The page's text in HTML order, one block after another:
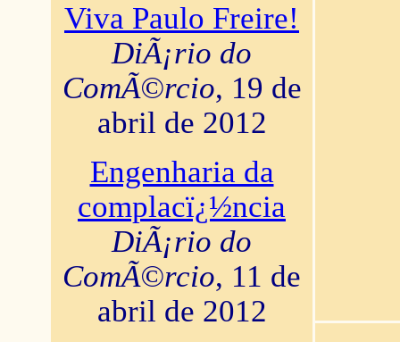
Viva Paulo Freire!
DiÃ¡rio do
ComÃ©rcio, 19 de
abril de 2012
Engenharia da
complacï¿½ncia
DiÃ¡rio do
ComÃ©rcio, 11 de
abril de 2012